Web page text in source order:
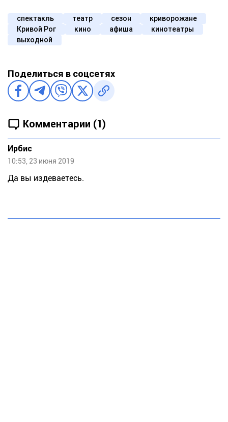
спектакль театр сезон
криворожане
Кривой Рог
кино афиша
кинотеатры
выходной
Поделиться в соцсетях
Комментарии (1)
Ирбис
10:53, 23 июня 2019
Да вы издеваетесь.